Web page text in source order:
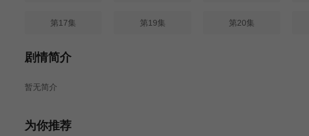
第17集 第19集 第20集
第24集
第31集
第37集
剧情简介
暂无简介
为你推荐